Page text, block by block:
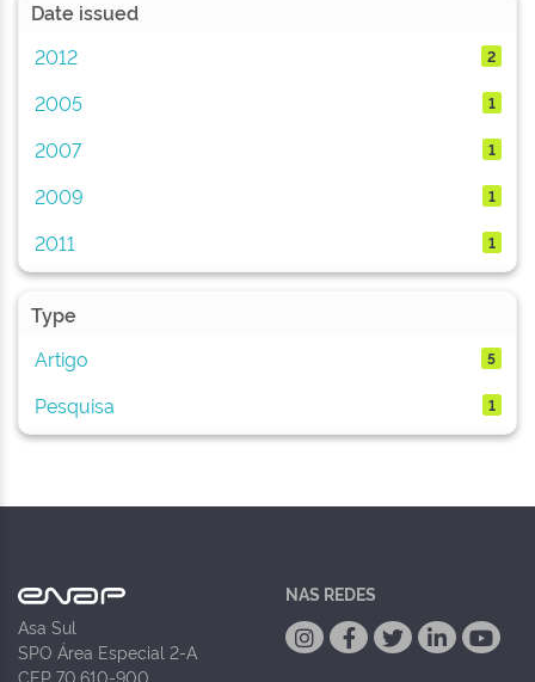
Date issued
2012
2
2005 1
2007 1
2009 1
2011 1
Type
Artigo
5
Pesquisa 1
Asa Sul
SPO Área Especial 2-A
CEP 70.610-900
NAS REDES